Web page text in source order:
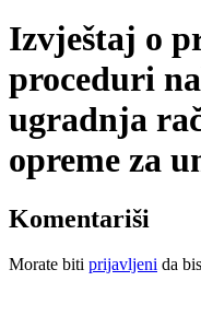
Izvještaj o
proceduri
ugradnja
opreme za
Komentariši
Morate biti prijavljeni da